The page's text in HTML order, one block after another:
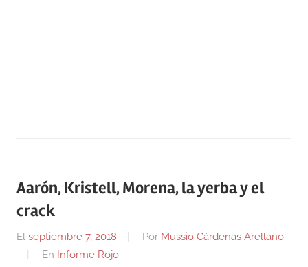
Aarón, Kristell, Morena, la yerba y el
crack
El septiembre 7, 2018 Por Mussio Cárdenas Arellano
En Informe Rojo